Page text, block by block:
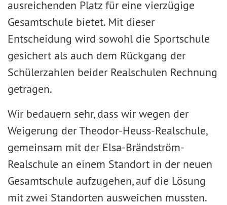
ausreichenden Platz für eine vierzügige
Gesamtschule bietet. Mit dieser
Entscheidung wird sowohl die Sportschule
gesichert als auch dem Rückgang der
Schülerzahlen beider Realschulen Rechnung
getragen.
Wir bedauern sehr, dass wir wegen der
Weigerung der Theodor-Heuss-Realschule,
gemeinsam mit der Elsa-Brändström-
Realschule an einem Standort in der neuen
Gesamtschule aufzugehen, auf die Lösung
mit zwei Standorten ausweichen mussten.